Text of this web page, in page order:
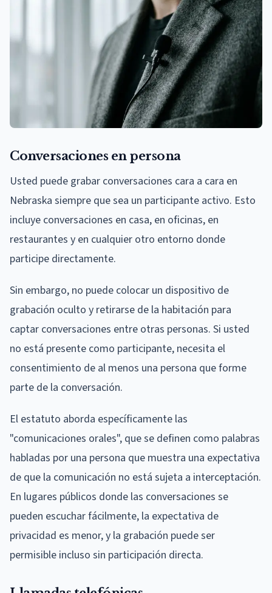
Conversaciones en persona
Usted puede grabar conversaciones cara a cara en
Nebraska siempre que sea un participante activo. Esto
incluye conversaciones en casa, en oficinas, en
restaurantes y en cualquier otro entorno donde
participe directamente.
Sin embargo, no puede colocar un dispositivo de
grabación oculto y retirarse de la habitación para
captar conversaciones entre otras personas. Si usted
no está presente como participante, necesita el
consentimiento de al menos una persona que forme
parte de la conversación.
El estatuto aborda específicamente las
"comunicaciones orales", que se definen como palabras
habladas por una persona que muestra una expectativa
de que la comunicación no está sujeta a interceptación.
En lugares públicos donde las conversaciones se
pueden escuchar fácilmente, la expectativa de
privacidad es menor, y la grabación puede ser
permisible incluso sin participación directa.